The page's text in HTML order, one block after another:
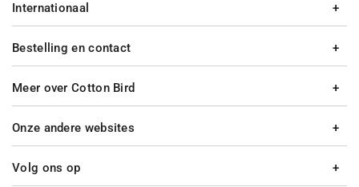
Bestelling en contact
Meer over Cotton Bird
Internationaal
Onze andere websites
Volg ons op